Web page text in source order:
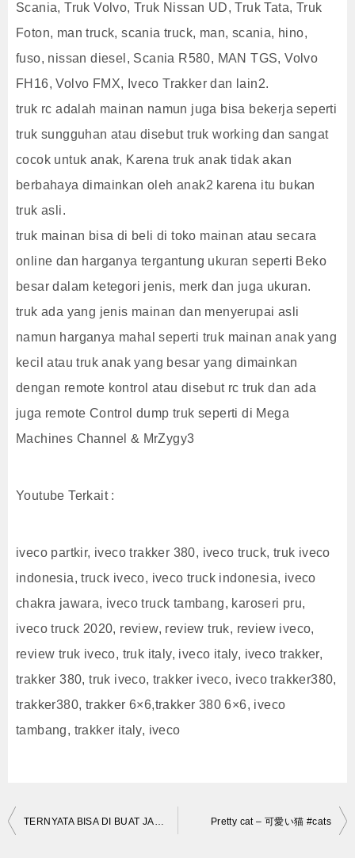
Scania, Truk Volvo, Truk Nissan UD, Truk Tata, Truk
Foton, man truck, scania truck, man, scania, hino,
fuso, nissan diesel, Scania R580, MAN TGS, Volvo
FH16, Volvo FMX, Iveco Trakker dan lain2.
truk rc adalah mainan namun juga bisa bekerja seperti
truk sungguhan atau disebut truk working dan sangat
cocok untuk anak, Karena truk anak tidak akan
berbahaya dimainkan oleh anak2 karena itu bukan
truk asli.
truk mainan bisa di beli di toko mainan atau secara
online dan harganya tergantung ukuran seperti Beko
besar dalam ketegori jenis, merk dan juga ukuran.
truk ada yang jenis mainan dan menyerupai asli
namun harganya mahal seperti truk mainan anak yang
kecil atau truk anak yang besar yang dimainkan
dengan remote kontrol atau disebut rc truk dan ada
juga remote Control dump truk seperti di Mega
Machines Channel & MrZygy3
Youtube Terkait :
iveco partkir, iveco trakker 380, iveco truck, truk iveco
indonesia, truck iveco, iveco truck indonesia, iveco
chakra jawara, iveco truck tambang, karoseri pru,
iveco truck 2020, review, review truk, review iveco,
review truk iveco, truk italy, iveco italy, iveco trakker,
trakker 380, truk iveco, trakker iveco, iveco trakker380,
trakker380, trakker 6×6,trakker 380 6×6, iveco
tambang, trakker italy, iveco
投
TERNYATA BISA DI BUAT JADI TRUK GANDENG !!! Truk Asal Italy Siap Beban Berat | IVECO Trakker 380 Pretty cat – 可愛い猫 #cats